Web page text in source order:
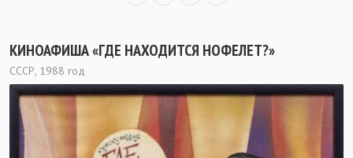
КИНОАФИША «ГДЕ НАХОДИТСЯ НОФЕЛЕТ?»
СССР, 1988 год